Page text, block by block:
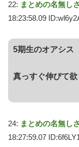
22: まとめの名無し
18:23:58.09
5期生のオアシス
真っすぐ伸びて
24: まとめの名無し
18:27:59.07